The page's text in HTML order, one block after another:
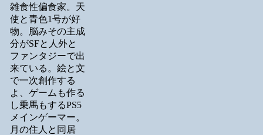
雑食性偏食家。天
使と青色1号が好
物。脳みその主成
分がSFと人外と
ファンタジーで出
来ている。絵と文
で一次創作する
よ、ゲームも作る
し乗馬もするPS5
メインゲーマー。
月の住人と同居